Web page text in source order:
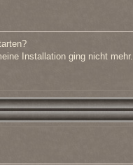
Installation ging nicht mehr.